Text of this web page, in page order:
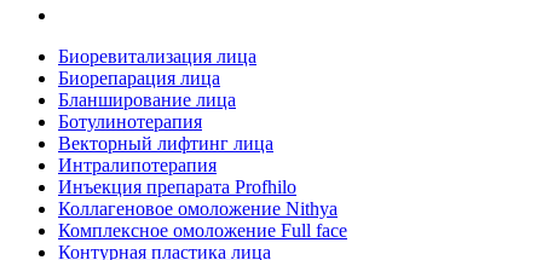
Биоревитализация лица
Биорепарация лица
Бланширование лица
Ботулинотерапия
Векторный лифтинг лица
Интралипотерапия
Инъекция препарата Profhilo
Коллагеновое омоложение Nithya
Комплексное омоложение Full face
Контурная пластика лица